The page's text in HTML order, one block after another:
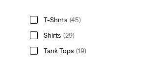
T-Shirts (45)
Shirts (29)
Tank Tops (19)